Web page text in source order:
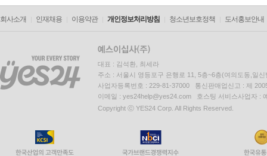
회사소개 인재채용 이용약관 개인정보처리방침 청소년보호정책 도서홍보안내
대표 : 김석환, 최세라
주소 : 서울시 영등포구 은행로 11, 5층~6층(여의도동,일신
사업자등록번호 : 229-81-37000 통신판매업신고 : 제
이메일 : yes24help@yes24.com 호스팅 서비스사업자 :
Copyright ⓒ YES24 Corp. All Rights Reserved.